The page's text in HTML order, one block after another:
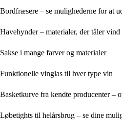
Bordfræsere – se mulighederne for at
Havehynder – materialer, der tåler
Sakse i mange farver og materialer
Funktionelle vinglas til hver type vin
Basketkurve fra kendte producenter –
Løbetights til helårsbrug – se dine